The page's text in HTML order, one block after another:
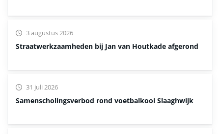
Straatwerkzaamheden bij Jan van Houtkade afgerond
3 augustus 2026
Samenscholingsverbod rond voetbalkooi Slaaghwijk
31 juli 2026